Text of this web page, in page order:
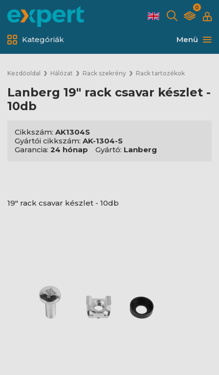
0
Menü
Kategóriák
Kezdőoldal Hálózat Rack szekrény Rack tartozékok
Lanberg 19" rack csavar készlet -
10db
Cikkszám: AK1304S
Gyártói cikkszám: AK-1304-S
Garancia: 24 hónap Gyártó: Lanberg
19" rack csavar készlet - 10db